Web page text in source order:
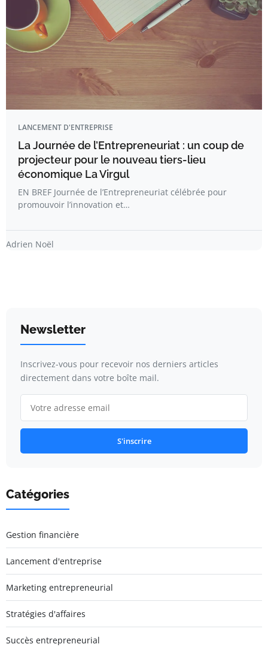
LANCEMENT D'ENTREPRISE
La Journée de l’Entrepreneuriat : un coup de
projecteur pour le nouveau tiers-lieu
économique La Virgul
EN BREF Journée de l’Entrepreneuriat célébrée pour
promouvoir l’innovation et…
Adrien Noël
Newsletter
Inscrivez-vous pour recevoir nos derniers articles
directement dans votre boîte mail.
S'inscrire
Catégories
Gestion financière
Lancement d'entreprise
Marketing entrepreneurial
Stratégies d'affaires
Succès entrepreneurial